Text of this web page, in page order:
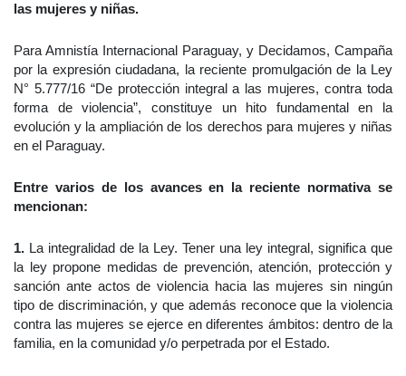
las mujeres y niñas.
Para Amnistía Internacional Paraguay, y Decidamos, Campaña
por la expresión ciudadana, la reciente promulgación de la Ley
N° 5.777/16 “De protección integral a las mujeres, contra toda
forma de violencia”, constituye un hito fundamental en la
evolución y la ampliación de los derechos para mujeres y niñas
en el Paraguay.
Entre varios de los avances en la reciente normativa se
mencionan:
1. La integralidad de la Ley. Tener una ley integral, significa que
la ley propone medidas de prevención, atención, protección y
sanción ante actos de violencia hacia las mujeres sin ningún
tipo de discriminación, y que además reconoce que la violencia
contra las mujeres se ejerce en diferentes ámbitos: dentro de la
familia, en la comunidad y/o perpetrada por el Estado.